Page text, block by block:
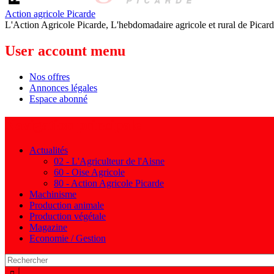
Action agricole Picarde
L'Action Agricole Picarde, L'hebdomadaire agricole et rural de
User account menu
Nos offres
Annonces légales
Espace abonné
Actualités
02 - L'Agriculteur de l'Aisne
60 - Oise Agricole
80 - Action Agricole Picarde
Machinisme
Production animale
Production végétale
Magazine
Economie / Gestion